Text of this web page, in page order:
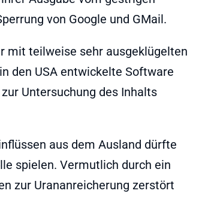
von Google und GMail.
mit teilweise sehr ausgeklügelten
den USA entwickelte Software
Untersuchung des Inhalts
aus dem Ausland dürfte
spielen. Vermutlich durch ein
zur Urananreicherung zerstört